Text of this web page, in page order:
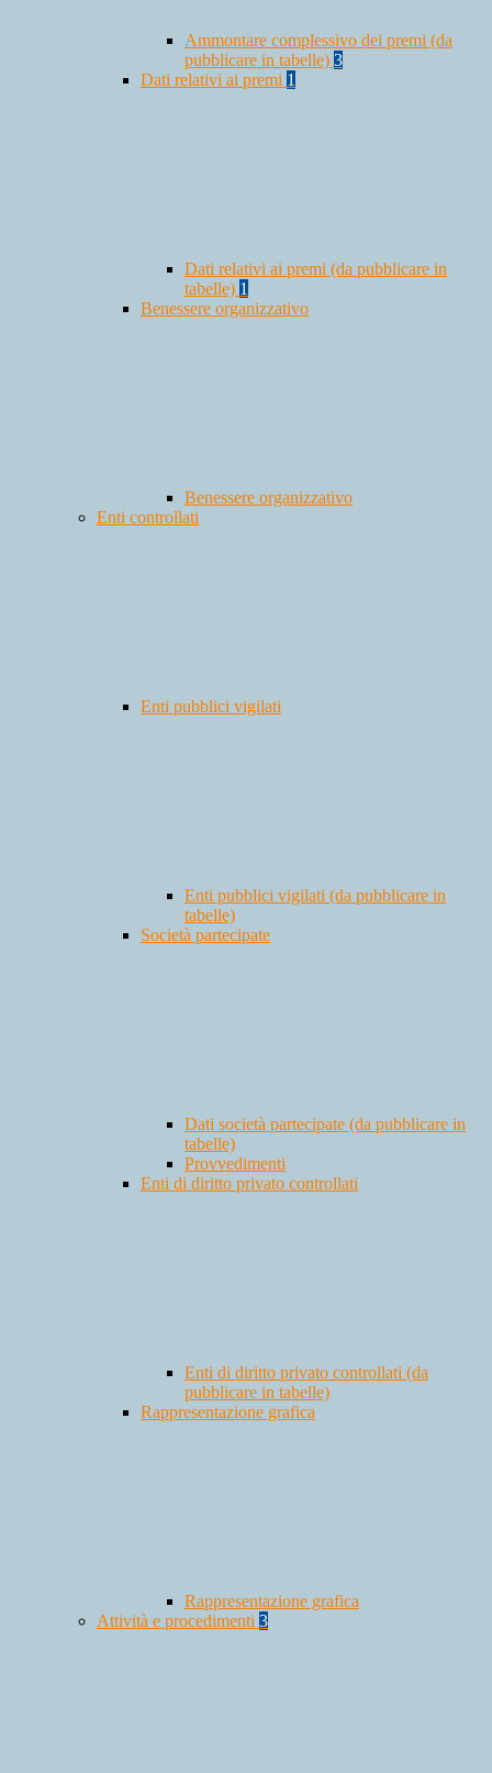
Ammontare complessivo dei premi (da
pubblicare in tabelle) 3
Dati relativi ai premi 1
Dati relativi ai premi (da pubblicare in
tabelle) 1
Benessere organizzativo
Benessere organizzativo
Enti controllati
Enti pubblici vigilati
Enti pubblici vigilati (da pubblicare in
tabelle)
Società partecipate
Dati società partecipate (da pubblicare in
tabelle)
Provvedimenti
Enti di diritto privato controllati
Enti di diritto privato controllati (da
pubblicare in tabelle)
Rappresentazione grafica
Rappresentazione grafica
Attività e procedimenti 3